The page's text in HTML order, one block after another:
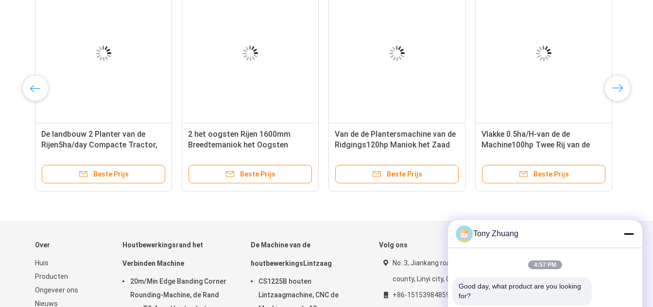
De landbouw 2 Planter van de
Rijen5ha/day Compacte Tractor,
Beste Prijs
2 het oogsten Rijen 1600mm
Breedtemaniok het Oogsten
Beste Prijs
Van de de Plantersmachine van de
Ridgings120hp Maniok het Zaad
Tractor het Zaaien Machine
Beste Prijs
Vlakke 0.5ha/H-van de de
Machine100hp Twee Rij van de
Beste Prijs
Over
Huis
Producten
Ongeveer ons
Nieuws
Houtbewerkingsrand het
Verbinden Machine
20m/Min Edge Banding Corner
Rounding-Machine, de Rand
De Machine van de
houtbewerkingsLintzaag
CS1225B houten
Lintzaagmachine, CNC de
Volg ons
No. 3, Jiankang road, Yishui
county, Linyi city, China
+86-15153984859
Tony Zhuang
4:57 PM
Good day, what product are you looking
for?